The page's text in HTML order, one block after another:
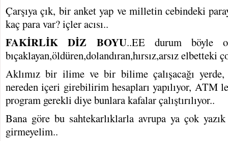
Çarşıya çık, bir anket yap ve milletin cebindeki
kaç para var? içler acısı..
FAKİRLİK DİZ BOYU..EE durum böyle
bıçaklayan,öldüren,dolandıran,hırsız,arsız elbetteki
Aklımız bir ilime ve bir bilime çalışacağı yerde,
nereden içeri girebilirim hesapları yapılıyor, ATM
program gerekli diye bunlara kafalar çalıştırılıyor..
Bana göre bu sahtekarlıklarla avrupa ya çok
girmeyelim..